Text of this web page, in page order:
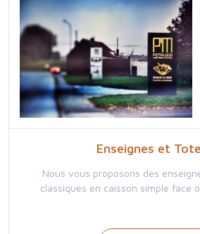
Enseignes et
Nous vous proposons des
classiques en caisson simple face